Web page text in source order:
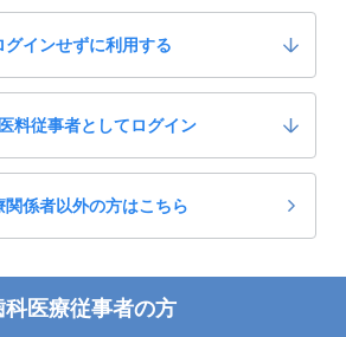
PDF
グインせずに利用する
料従事者としてログイン
関係者以外の方はこちら
科医療従事者の方